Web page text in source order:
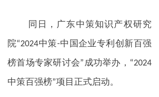
同日，广东中策知识产权研究
院“2024中策-中国企业专利创新百强
榜首场专家研讨会”成功举办，“2024
中策百强榜”项目正式启动。